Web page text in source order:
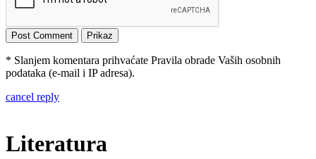
* Slanjem komentara prihvaćate Pravila obrade Vaših osobnih
podataka (e-mail i IP adresa).
cancel reply
Literatura